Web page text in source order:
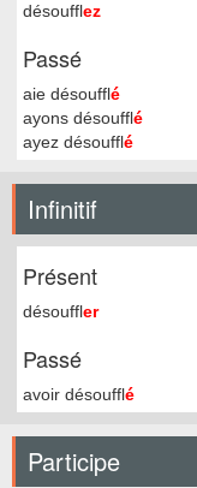
désoufflez
Passé
aie désoufflé
ayons désoufflé
ayez désoufflé
Infinitif
Présent
désouffler
Passé
avoir désoufflé
Participe